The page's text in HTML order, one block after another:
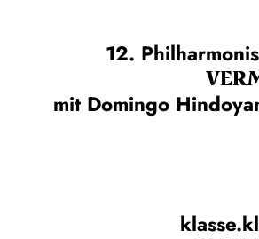
12.
mit Domingo